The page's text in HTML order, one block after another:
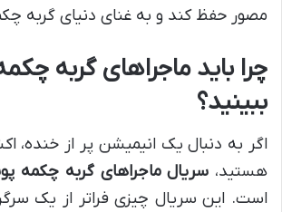
مصور حفظ کند و به غنای دنیای گربه
چرا باید ماجراهای گربه
ببینید؟
اگر به دنبال یک انیمیشن پر از خنده،
هستید، سریال ماجراهای گربه چکمه
است. این سریال چیزی فراتر از یک